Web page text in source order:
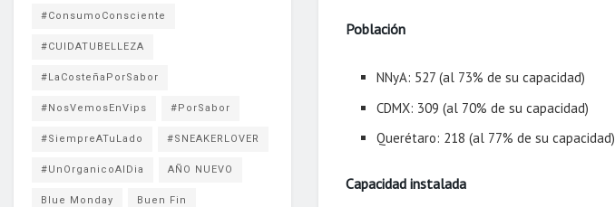
Población
NNyA: 527 (al 73% de su capacidad)
CDMX: 309 (al 70% de su capacidad)
Querétaro: 218 (al 77% de su capacidad)
Capacidad instalada
#ConsumoConsciente
#CUIDATUBELLEZA
#LaCosteñaPorSabor
#NosVemosEnVips #PorSabor
#SiempreATuLado #SNEAKERLOVER
#UnOrganicoAlDia AÑO NUEVO
Blue Monday Buen Fin